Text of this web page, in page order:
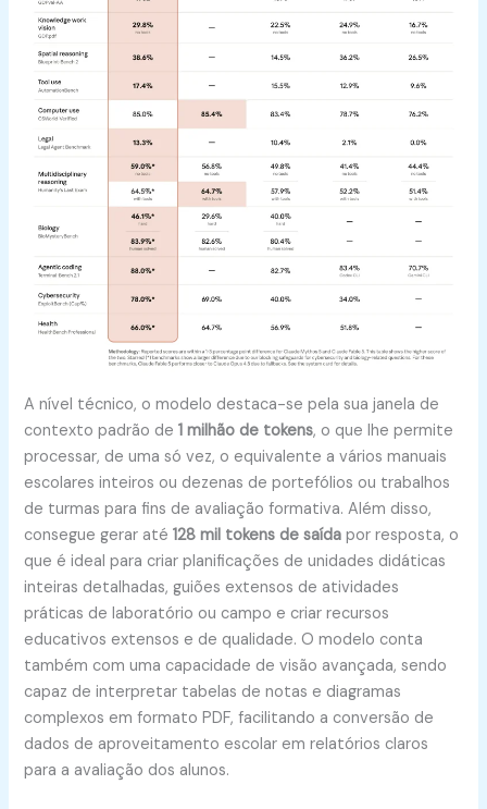
A nível técnico, o modelo destaca-se pela sua janela de
contexto padrão de1 milhão de tokens, o que lhe permite
processar, de uma só vez, o equivalente a vários manuais
escolares inteiros ou dezenas de portefólios ou trabalhos
de turmas para fins de avaliação formativa. Além disso,
consegue gerar até128 mil tokens de saída por resposta, o
que é ideal para criar planificações de unidades didáticas
inteiras detalhadas, guiões extensos de atividades
práticas de laboratório ou campo e criar recursos
educativos extensos e de qualidade. O modelo conta
também com uma capacidade de visão avançada, sendo
capaz de interpretar tabelas de notas e diagramas
complexos em formato PDF, facilitando a conversão de
dados de aproveitamento escolar em relatórios claros
para a avaliação dos alunos.